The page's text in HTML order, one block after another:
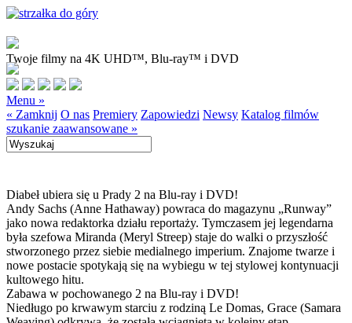
Twoje filmy na 4K UHD™, Blu-ray™ i DVD
Menu »
« Zamknij O nas Premiery Zapowiedzi Newsy Katalog filmów
szukanie zaawansowane »
Diabeł ubiera się u Prady 2 na Blu-ray i DVD!
Andy Sachs (Anne Hathaway) powraca do magazynu „Runway”
jako nowa redaktorka działu reportaży. Tymczasem jej legendarna
była szefowa Miranda (Meryl Streep) staje do walki o przyszłość
stworzonego przez siebie medialnego imperium. Znajome twarze i
nowe postacie spotykają się na wybiegu w tej stylowej kontynuacji
kultowego hitu.
Zabawa w pochowanego 2 na Blu-ray i DVD!
Niedługo po krwawym starciu z rodziną Le Domas, Grace (Samara